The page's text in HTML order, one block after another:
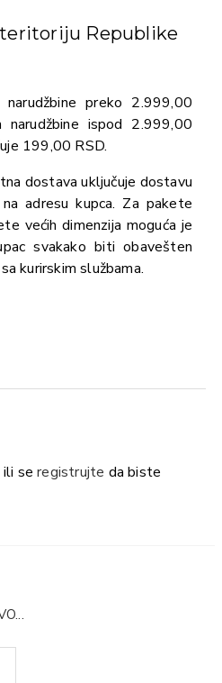
teritoriju Republike
preko 2.999,00
ispod 2.999,00
199,00 RSD.
dostava uključuje dostavu
adresu kupca. Za pakete
većih dimenzija moguća je
svakako biti obavešten
kurirskim službama.
ili seregistrujte da biste